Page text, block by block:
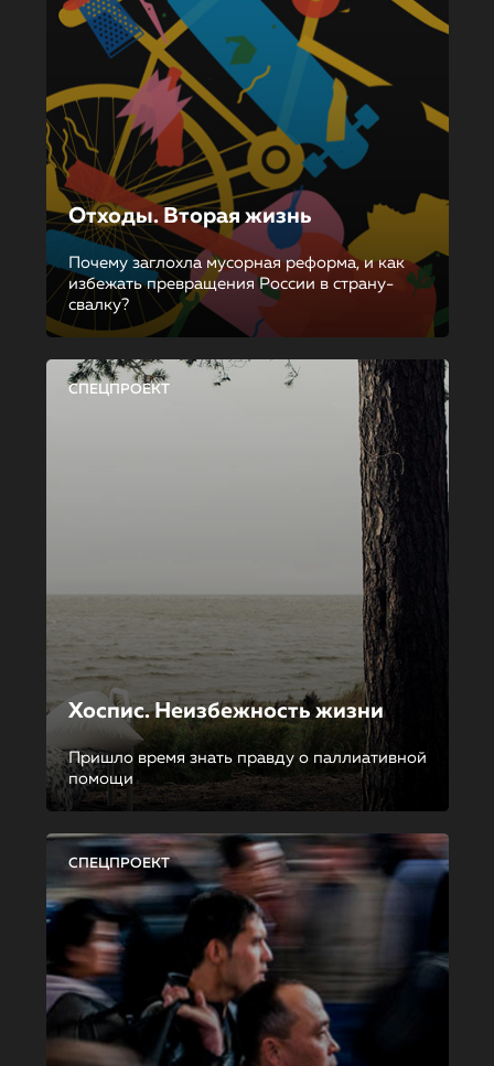
Отходы. Вторая жизнь
Почему заглохла мусорная реформа, и как
избежать превращения России в страну-
свалку?
СПЕЦПРОЕКТ
Хоспис. Неизбежность жизни
Пришло время знать правду о паллиативной
помощи
СПЕЦПРОЕКТ